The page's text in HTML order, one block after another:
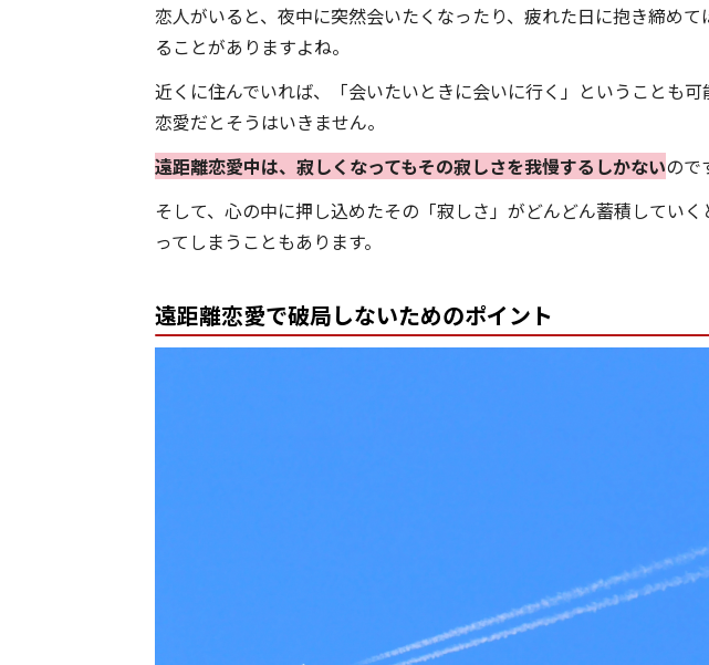
恋人がいると、夜中に突然会いたくなったり、疲れた日に抱き締めて
ることがありますよね。
近くに住んでいれば、「会いたいときに会いに行く」ということも
恋愛だとそうはいきません。
遠距離恋愛中は、寂しくなってもその寂しさを我慢するしかないので
そして、心の中に押し込めたその「寂しさ」がどんどん蓄積していく
ってしまうこともあります。
遠距離恋愛で破局しないためのポイント